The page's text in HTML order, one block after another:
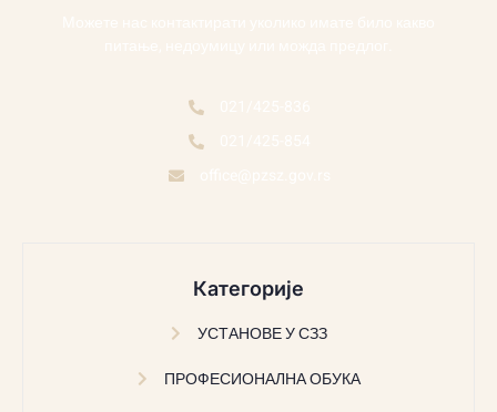
Категорије
УСТАНОВЕ У СЗЗ
ПРОФЕСИОНАЛНА ОБУКА